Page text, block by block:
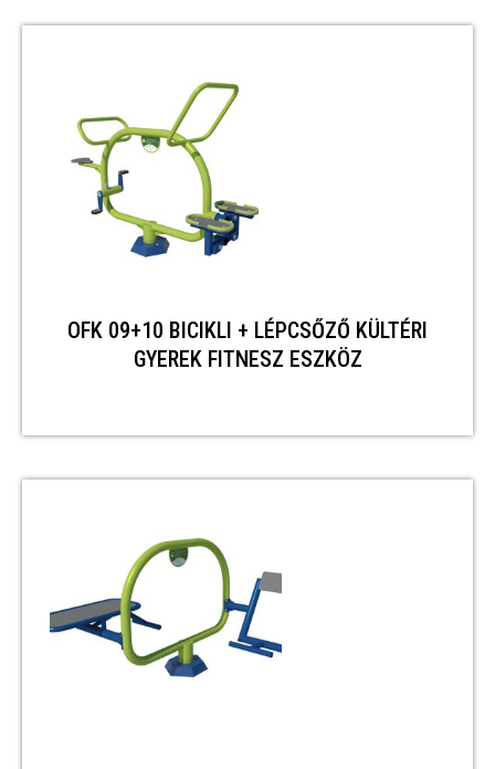
OFK 09+10 BICIKLI + LÉPCSŐZŐ KÜLTÉRI
GYEREK FITNESZ ESZKÖZ